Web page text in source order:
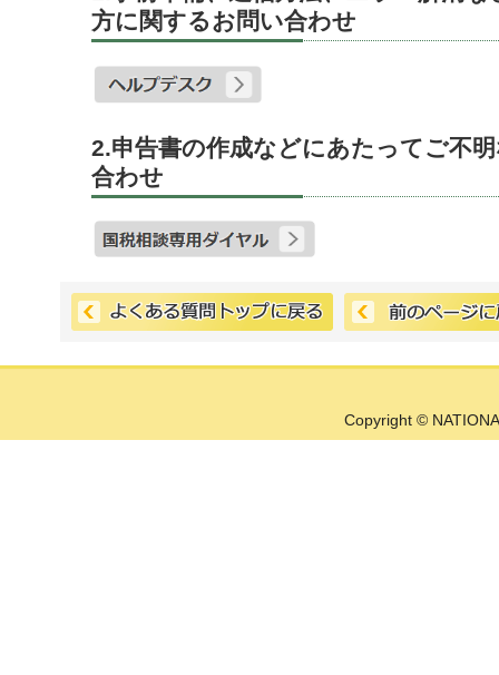
方に関するお問い合わせ
2.申告書の作成などにあたってご不
合わせ
Copyright ©